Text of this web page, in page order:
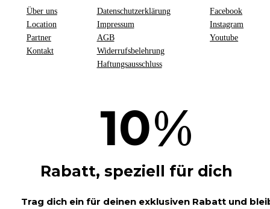
Über uns
Location
Partner
Kontakt
Datenschutzerklärung
Impressum
AGB
Widerrufsbelehrung
Haftungsausschluss
Facebook
Instagram
Youtube
10%
Rabatt, speziell für dich
Trag dich ein für deinen exklusiven Rabatt und